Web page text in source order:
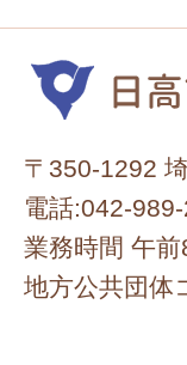
〒350-1292
電話:042-
業務時間 午
地方公共団体